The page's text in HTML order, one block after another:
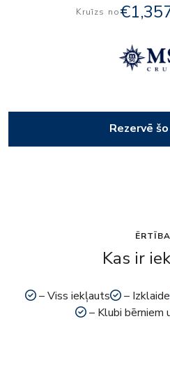
Kruīzs no
Rezervē
Kas ir
– Viss iekļauts – Izklaide
– Klubi bērniem